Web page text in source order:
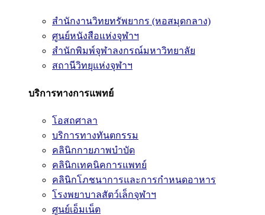
สำนักงานวิทยทรัพยากร (หอสมุดกลาง)
ศูนย์หนังสือแห่งจุฬาฯ
สำนักพิมพ์จุฬาลงกรณ์มหาวิทยาลัย
สถานีวิทยุแห่งจุฬาฯ
บริการทางการแพทย์
โอสถศาลา
บริการทางทันตกรรม
คลินิกกายภาพบำบัด
คลินิกเทคนิคการแพทย์
คลินิกโภชนาการและการกำหนดอาหาร
โรงพยาบาลสัตว์เล็กจุฬาฯ
ศูนย์เอ็มเน็ต